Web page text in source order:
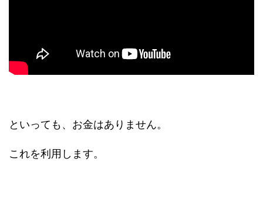
といっても、お金はありません。
これを利用します。